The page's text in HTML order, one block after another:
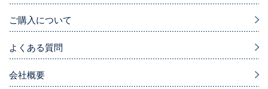
ご購入について
よくある質問
会社概要